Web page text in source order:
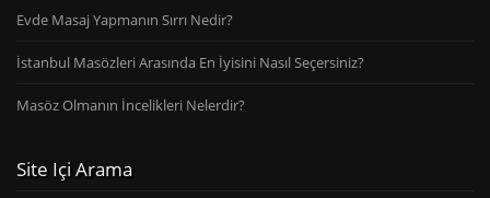
Evde Masaj Yapmanın Sırrı Nedir?
İstanbul Masözleri Arasında En İyisini Nasıl Seçersiniz?
Masöz Olmanın İncelikleri Nelerdir?
Site Içi Arama